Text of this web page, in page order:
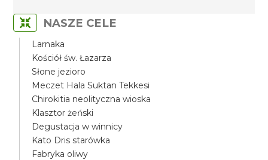
NASZE CELE
Larnaka
Kościół św. Łazarza
Słone jezioro
Meczet Hala Suktan Tekkesi
Chirokitia neolityczna wioska
Klasztor żeński
Degustacja w winnicy
Kato Dris starówka
Fabryka oliwy